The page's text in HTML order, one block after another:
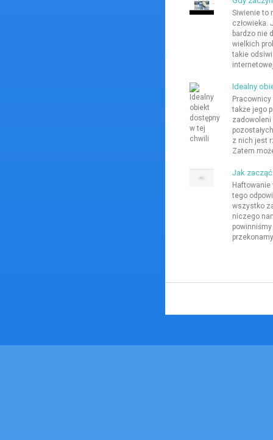
Siwienie to
człowieka.
bardzo nie
wielkich
takie
Idealny
także jego
zadowoleni
z nich jest
Zatem
Jak
tego
wszystko
niczego